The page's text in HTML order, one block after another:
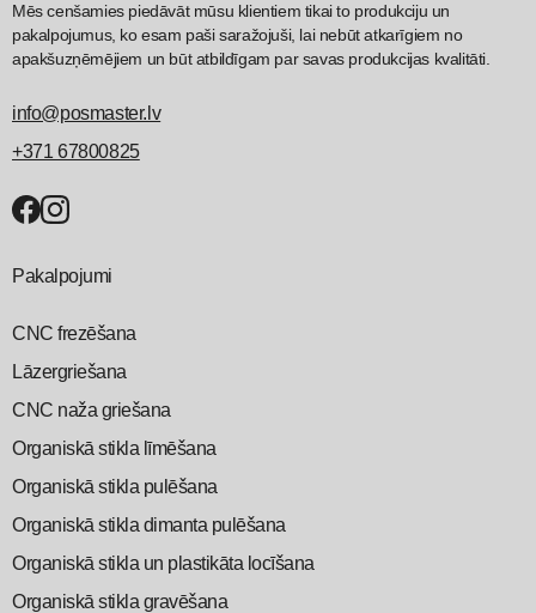
Mēs cenšamies piedāvāt mūsu klientiem tikai to produkciju un
pakalpojumus, ko esam paši saražojuši, lai nebūt atkarīgiem no
apakšuzņēmējiem un būt atbildīgam par savas produkcijas kvalitāti.
info@posmaster.lv
+371 67800825
Pakalpojumi
CNC frezēšana
Lāzergriešana
CNC naža griešana
Organiskā stikla līmēšana
Organiskā stikla pulēšana
Organiskā stikla dimanta pulēšana
Organiskā stikla un plastikāta locīšana
Organiskā stikla gravēšana